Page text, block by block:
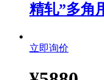
精轧”多角
立即询价